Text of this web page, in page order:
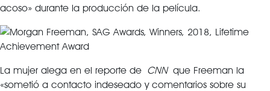
acoso» durante la producción de la película.
La mujer alega en el reporte de CNNque Freeman la
«sometió a contacto indeseado y comentarios sobre su